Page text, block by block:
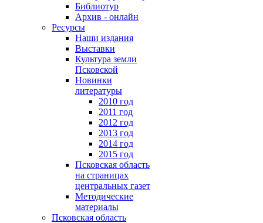
Библиотур
Архив - онлайн
Ресурсы
Наши издания
Выставки
Культура земли
Псковской
Новинки
литературы
2010 год
2011 год
2012 год
2013 год
2014 год
2015 год
Псковская область
на страницах
центральных газет
Методические
материалы
Псковская область